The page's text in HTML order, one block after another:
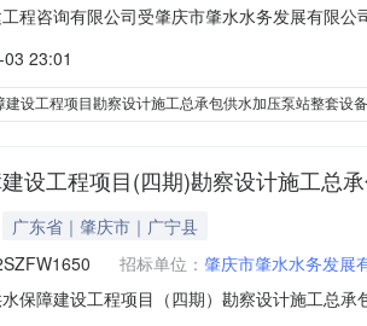
程咨询有限公司受肇庆市肇水水务发展有限
加压泵站整套设备采购项目2.招标单位：肇
伍佰玖拾壹
23:01
建设工程项目勘察设计施工总承包供水加压泵站整套设备
设工程项目(四期)勘察设计施工总
广东省｜肇庆市｜广宁县
招标单位： 肇庆市肇水水务发展
保障建设工程项目（四期）勘察设计施工总